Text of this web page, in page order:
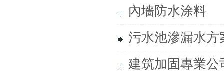
內墻防水涂料
污水池滲漏水方
建筑加固專業公